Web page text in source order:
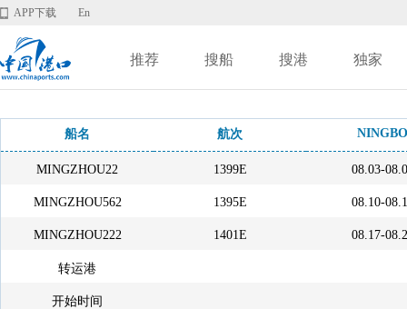
APP下载 En
推荐 搜船 搜港 独家
船名 航次 NINGBO
MINGZHOU22 1399E 08.03-
MINGZHOU562 1395E 08.10-
MINGZHOU222 1401E 08.17-
转运港
开始时间